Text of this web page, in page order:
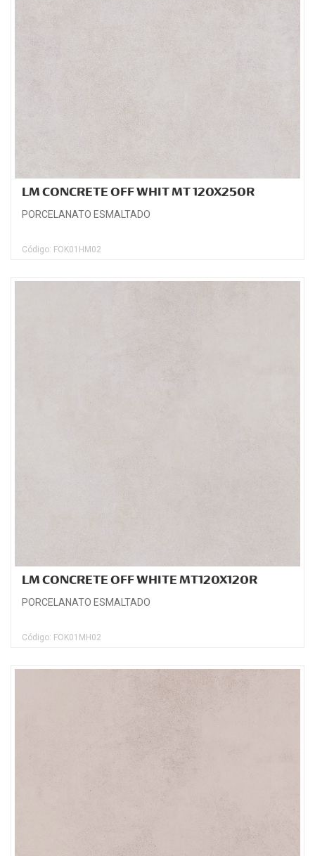
LM CONCRETE OFF WHIT MT 120X250R
PORCELANATO ESMALTADO
Código: FOK01HM02
LM CONCRETE OFF WHITE MT120X120R
PORCELANATO ESMALTADO
Código: FOK01MH02